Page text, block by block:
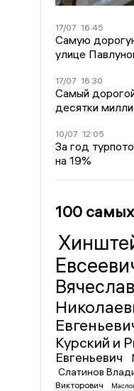
17/07 16:45
Самую
улице
17/07 16:30
Самый
десятки
10/07 12:05
За год
на 19%
100
Курский и
Евгеньевич
Слатинов
Викторович